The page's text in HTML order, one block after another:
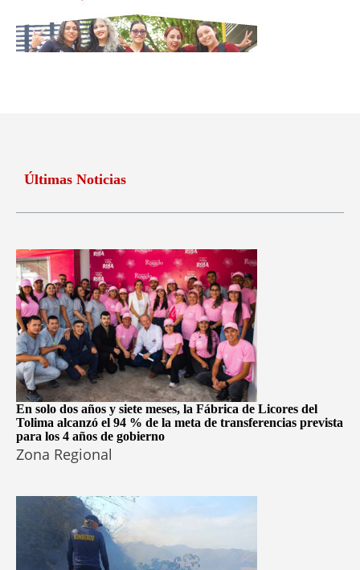
Últimas Noticias
En solo dos años y siete meses, la Fábrica de Licores del
Tolima alcanzó el 94 % de la meta de transferencias prevista
para los 4 años de gobierno
Zona Regional